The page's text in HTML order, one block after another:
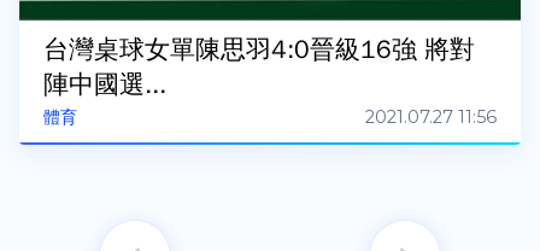
體育
台灣桌球女單陳思羽4:0晉級16強 將對
陣中國選...
2021.07.27 11:56